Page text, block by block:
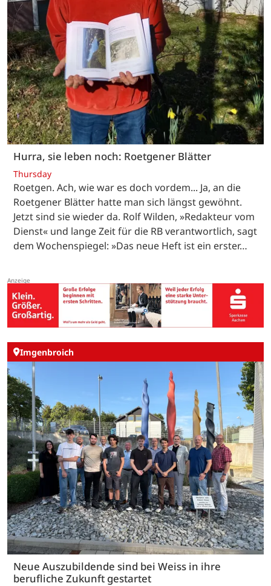
Hurra, sie leben noch: Roetgener Blätter
Thursday
Roetgen. Ach, wie war es doch vordem... Ja, an die
Roetgener Blätter hatte man sich längst gewöhnt.
Jetzt sind sie wieder da. Rolf Wilden, »Redakteur vom
Dienst« und lange Zeit für die RB verantwortlich, sagt
dem Wochenspiegel: »Das neue Heft ist ein erster…
Imgenbroich
Neue Auszubildende sind bei Weiss in ihre
berufliche Zukunft gestartet